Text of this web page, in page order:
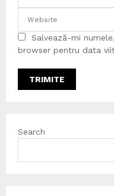
Salvează-mi
browser pentru data
Search